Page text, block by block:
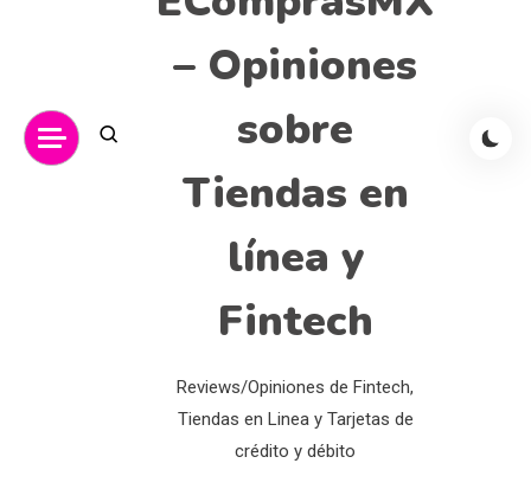
– Opiniones
sobre
Tiendas en
línea y
Fintech
Reviews/Opiniones de Fintech,
Tiendas en Linea y Tarjetas de
crédito y débito